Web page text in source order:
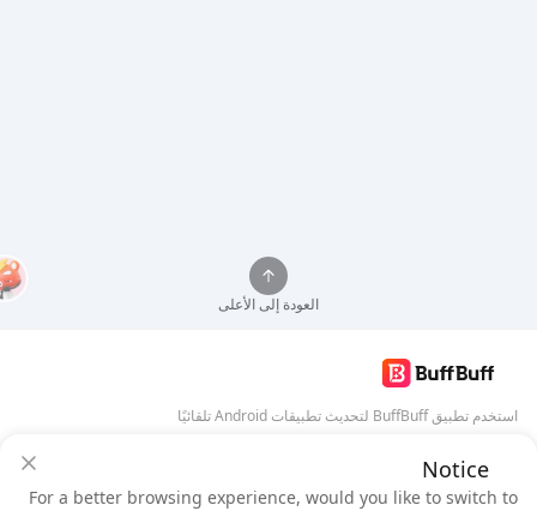
Notice
For a better browsing experience, would you like to switch to
العودة إلى الأعلى
استخدم تطبيق BuffBuff لتحديث تطبيقات Android تلقائيًا